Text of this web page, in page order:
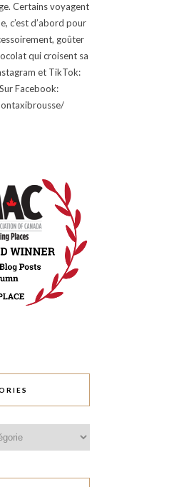
Certains voyagent
c’est d’abord pour
goûter
qui croisent sa
et TikTok:
Facebook: